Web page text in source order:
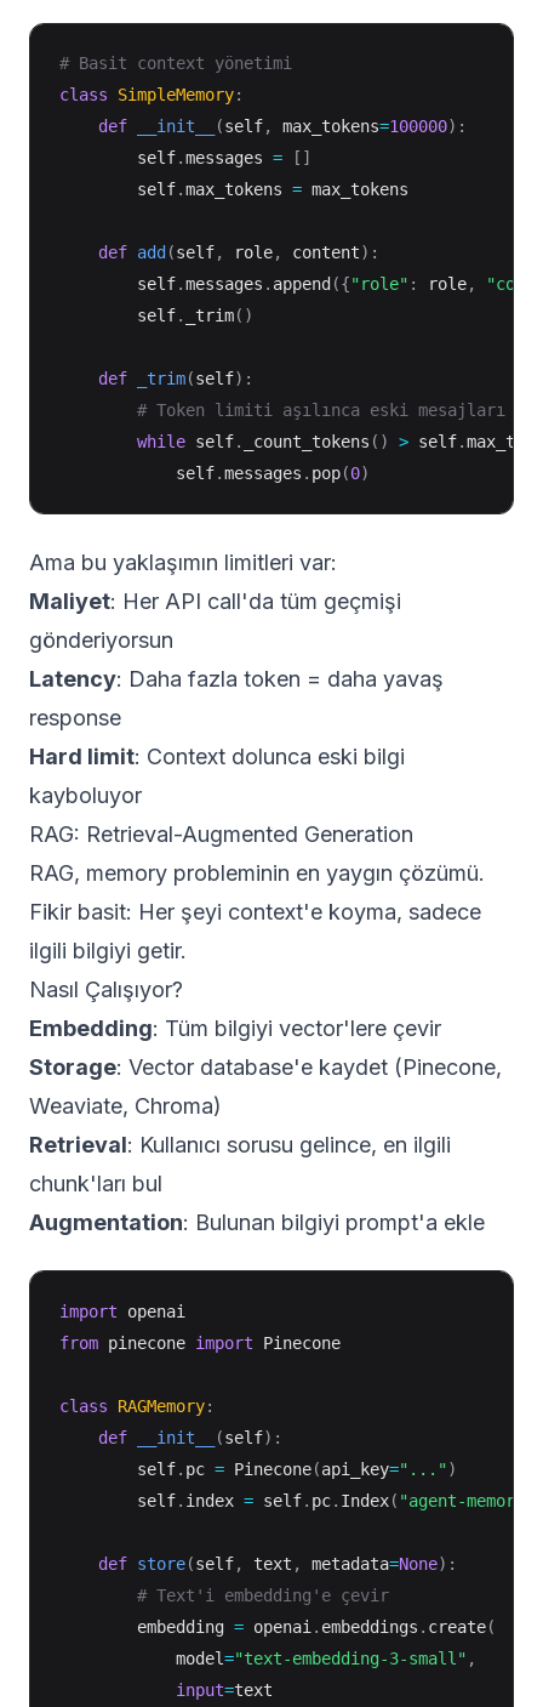
# Basit context yönetimi
class
SimpleMemory:
def
__init__ (self, max_tokens=100000) :
        self
.messages = [ ]
        self
.max_tokens = max_tokens
def add (self, role, content) :
        self
.messages . append ({"role" : role,
        self
. _trim( )
def _trim(self) :
# Token limiti aşılınca eski mesajları sil
while self. _count_tokens ( ) > self.
            self
.messages . pop(0)
Ama bu yaklaşımın limitleri var:
Maliyet: Her API call'da tüm geçmişi
gönderiyorsun
Latency: Daha fazla token = daha yavaş
response
Hard limit: Context dolunca eski bilgi
kayboluyor
RAG: Retrieval-Augmented Generation
RAG, memory probleminin en yaygın çözümü.
Fikir basit: Her şeyi context'e koyma, sadece
ilgili bilgiyi getir.
Nasıl Çalışıyor?
Embedding: Tüm bilgiyi vector'lere çevir
Storage: Vector database'e kaydet (Pinecone,
Weaviate, Chroma)
Retrieval: Kullanıcı sorusu gelince, en ilgili
chunk'ları bul
Augmentation: Bulunan bilgiyi prompt'a ekle
import
from pinecone import Pinecone
class RAGMemory:
def
__init__ (self) :
        self
. pc = Pinecone(api_key="...")
        self
. index = self. pc. Index( "agent-memory"
def store(self, text , metadata=None) :
# Text'i embedding'e çevir
        embedding
= openai . embeddings . create(
            model
="text-embedding-3-small" ,
input=text